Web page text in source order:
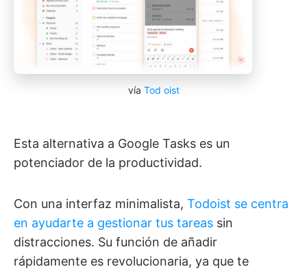
vía Tod oist
Esta alternativa a Google Tasks es un
potenciador de la productividad.
Con una interfaz minimalista, Todoist se centra
en ayudarte a gestionar tus tareas sin
distracciones. Su función de añadir
rápidamente es revolucionaria, ya que te